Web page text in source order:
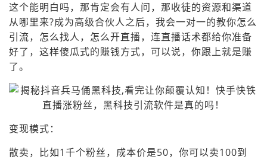
这个能明白吗，那肯定会有人问，那收徒的资源和渠道
从哪里来?成为高级合伙人之后，我会一对一的教你怎么
引流，怎么找人，怎么开直播，连直播话术都给你准备
好了，这样傻瓜式的赚钱方式，可以说，你跟上就是赚
了。
变现模式：
散卖，比如1千个粉丝，成本价是50，你可以卖100到